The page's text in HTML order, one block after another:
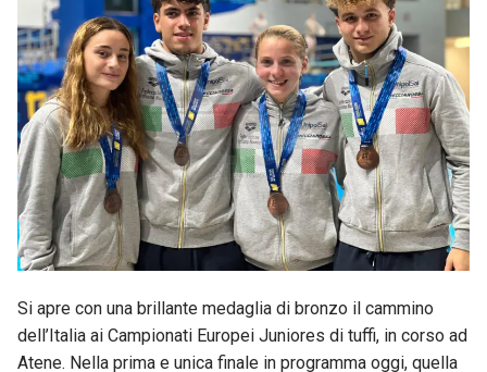
Si apre con una brillante medaglia di bronzo il cammino
dell’Italia ai Campionati Europei Juniores di tuffi, in corso ad
Atene. Nella prima e unica finale in programma oggi, quella